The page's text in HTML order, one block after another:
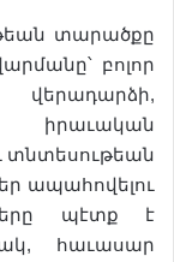
տարածքը
բոլոր
տնտեսութեան
ապահովելու
պէտք է
հաւասար